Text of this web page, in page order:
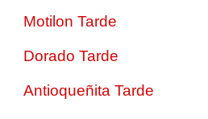
Motilon Tarde
Dorado Tarde
Antioqueñita Tarde